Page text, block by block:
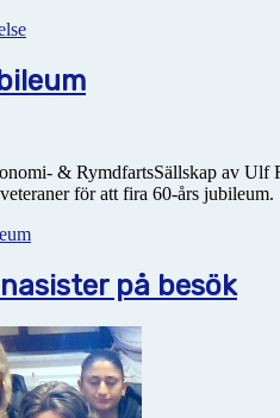
& RymdfartsSällskap av Ulf
för att fira 60-års jubileum.
på besök